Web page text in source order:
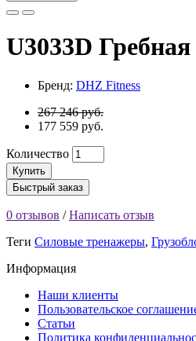
U3033D
Бренд: DHZ Fitness
267 246 руб.
177 559 руб.
Количество
Купить
Быстрый заказ
0 отзывов /Написать отзыв
Теги Силовые тренажеры,
Информация
Наши клиенты
Пользовательское
Статьи
Политика